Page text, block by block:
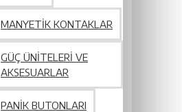
MANYETIK KONTAKLAR
GÜÇ ÜNITELERI VE
AKSESUARLAR
PANIK BUTONLARI